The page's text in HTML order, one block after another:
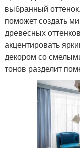
выбранный
поможет создать
древесных
акцентировать
декором со
тонов разделит